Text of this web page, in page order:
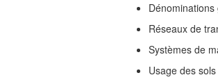
Réseaux de
Systèmes de
Usage des sols